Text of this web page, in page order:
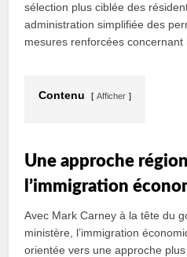
sélection plus ciblée des
administration simplifiée des
mesures renforcées concernant
Contenu Afficher
Une approche
l’immigration
Avec Mark Carney à la tête du
ministère, l’immigration
orientée vers une approche